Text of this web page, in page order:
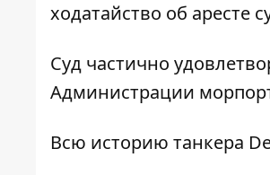
ходатайство об аресте
Суд частично
Администрации
Всю историю танкера